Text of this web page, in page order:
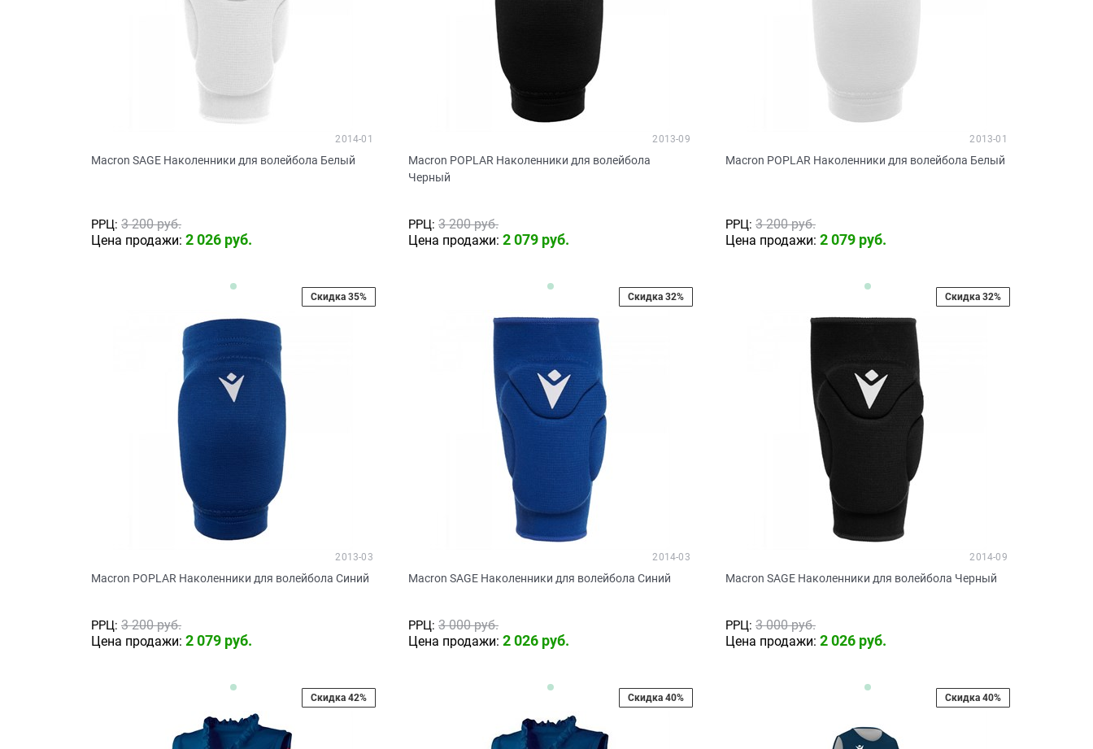
Macron SAGE Наколенники для волейбола Белый
2014-01
РРЦ: 3 200 руб.
Цена продажи: 2 026 руб.
Macron POPLAR Наколенники для волейбола
Черный
2013-09
РРЦ: 3 200 руб.
Цена продажи: 2 079 руб.
Macron POPLAR Наколенники для волейбола Белый
2013-01
РРЦ: 3 200 руб.
Цена продажи: 2 079 руб.
Macron POPLAR Наколенники для волейбола Синий
2013-03
РРЦ: 3 200 руб.
Цена продажи: 2 079 руб.
Скидка 35%
Macron SAGE Наколенники для волейбола Синий
2014-03
РРЦ: 3 000 руб.
Цена продажи: 2 026 руб.
Скидка 32%
Macron SAGE Наколенники для волейбола Черный
2014-09
РРЦ: 3 000 руб.
Цена продажи: 2 026 руб.
Скидка 32%
Скидка 42% Скидка 40% Скидка 40%